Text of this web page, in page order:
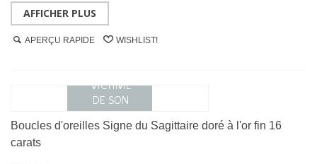
AFFICHER PLUS
APERÇU RAPIDE WISHLIST!
Boucles d'oreilles Signe du Sagittaire doré à l'or fin 16
carats